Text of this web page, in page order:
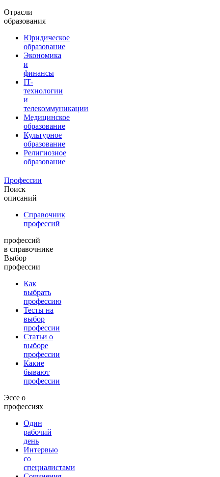
Отрасли
образования
Юридическое
образование
Экономика
и
финансы
IT-
технологии
и
телекоммуникации
Медицинское
образование
Культурное
образование
Религиозное
образование
Профессии
Поиск
описаний
Справочник
профессий
профессий
в справочнике
Выбор
профессии
Как
выбрать
профессию
Тесты на
выбор
профессии
Статьи о
выборе
профессии
Какие
бывают
профессии
Эссе о
профессиях
Один
рабочий
день
Интервью
со
специалистами